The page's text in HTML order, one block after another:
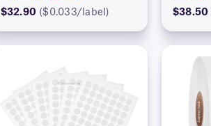
$32.90 ($0.033/label) $38.50